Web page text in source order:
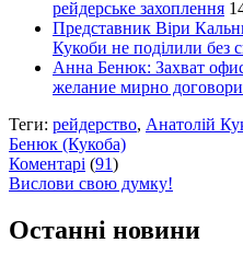
рейдерське захоплення
Представник Віри
Кукоби не поділили без
Анна Бенюк: Захват
желание мирно
Теги: рейдерство, Анатолій
Бенюк (Кукоба)
Коментарі (91)
Вислови свою думку!
Останні новини